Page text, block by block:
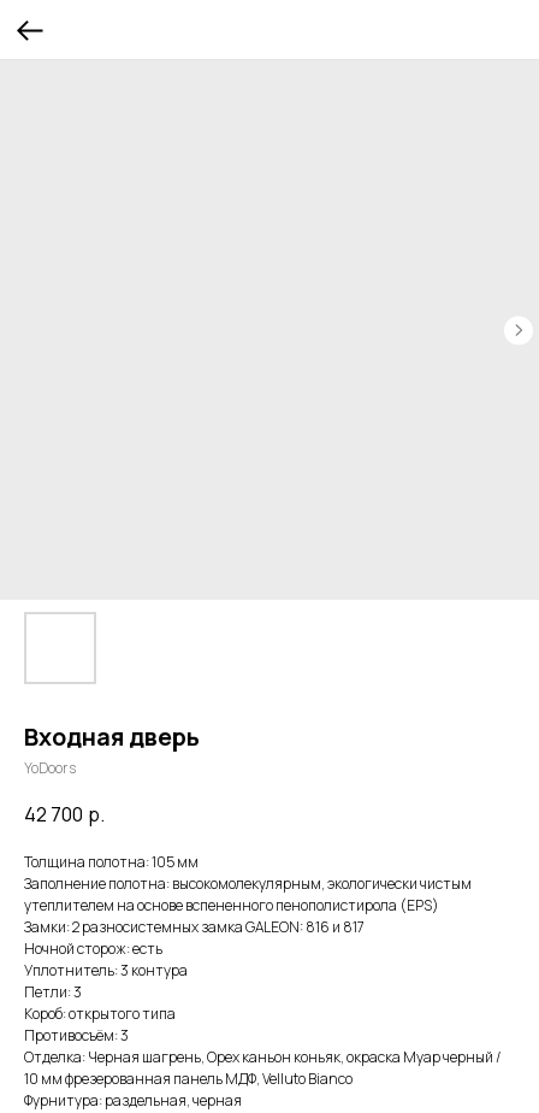
Входная дверь
YoDoors
42 700 р.
Толщина полотна: 105 мм
Заполнение полотна: высокомолекулярным, экологически чистым
утеплителем на основе вспененного пенополистирола (EPS)
Замки: 2 разносистемных замка GALEON: 816 и 817
Ночной сторож: есть
Уплотнитель: 3 контура
Петли: 3
Короб: открытого типа
Противосъём: 3
Отделка: Черная шагрень, Орех каньон коньяк, окраска Муар черный /
10 мм фрезерованная панель МДФ, Velluto Bianco
Фурнитура: раздельная, черная